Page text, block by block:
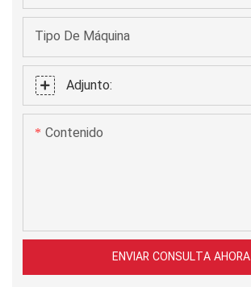
Tipo De Máquina
Adjunto:
Contenido
ENVIAR CONSULTA AHORA